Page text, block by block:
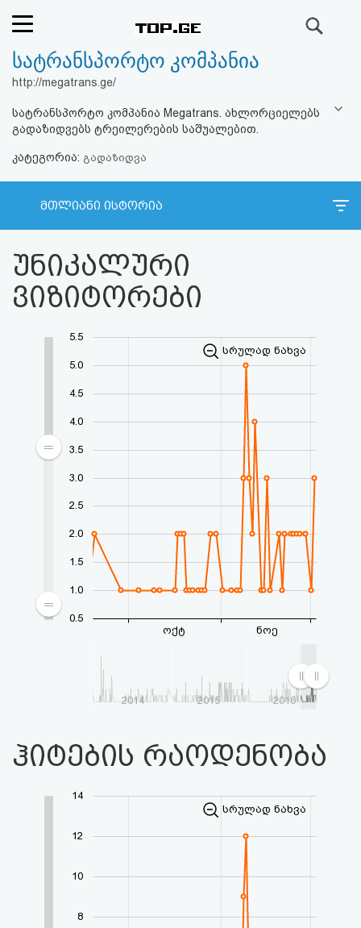
რეიტინგი
კითხვა-
პასუხი
ავტორიზაცია
რეგისტრაცია
პაროლის
აღდგენა
კოდი
პასუხისმგებლობის
უარყოფა
სატრანსპორტო კომპანია
http://megatrans.ge/
სატრანსპორტო კომპანია Megatrans. ახლორციელებს
გადაზიდვებს ტრეილერების საშუალებით.
კატეგორია: გადაზიდვა
მთლიანი ისტორია
უნიკალური
ვიზიტორები
2014 2015 2016
ოქტ ნოე
0.5
1.0
1.5
2.0
2.5
3.0
3.5
4.0
4.5
5.0
5.5
სრულად ნახვა
ჰიტების რაოდენობა
8
10
12
14
სრულად ნახვა